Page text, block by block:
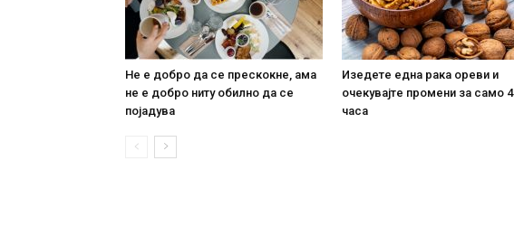
Не е добро да се прескокне, ама
не е добро ниту обилно да се
појадува
Изедете една рака ореви и
очекувајте промени за само 4
часа